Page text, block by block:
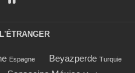
Espagne Beyazperde Turquie